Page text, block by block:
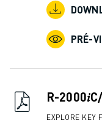
FANUC ACADEMY
SOLUÇÕES PARA
SOLUÇÕES PARA
NOTÍCIAS
NOTÍCIAS
PRÉ-
R-
EXPLORE KEY